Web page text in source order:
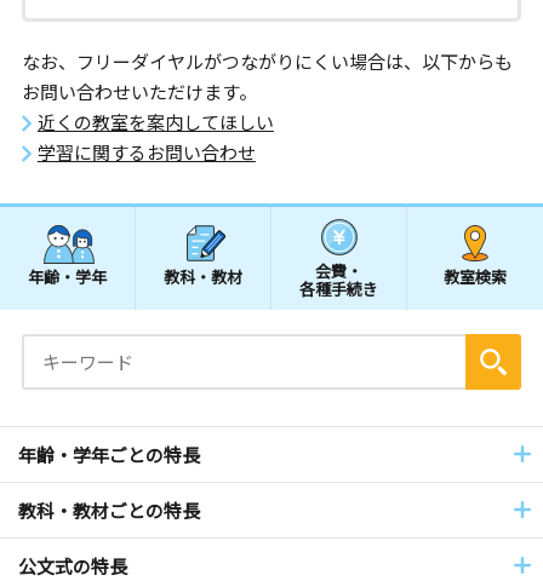
なお、フリーダイヤルがつながりにくい場合は、以下からも
お問い合わせいただけます。
近くの教室を案内してほしい
学習に関するお問い合わせ
年齢・学年 教科・教材 会費・
各種手続き
教室検索
年齢・学年ごとの特長
教科・教材ごとの特長
公文式の特長